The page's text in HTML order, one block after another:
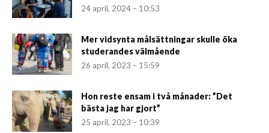
24 april, 2024 – 10:53
Mer vidsynta målsättningar skulle öka
studerandes välmående
26 april, 2023 – 15:59
Hon reste ensam i två månader: ”Det
bästa jag har gjort”
25 april, 2023 – 10:39